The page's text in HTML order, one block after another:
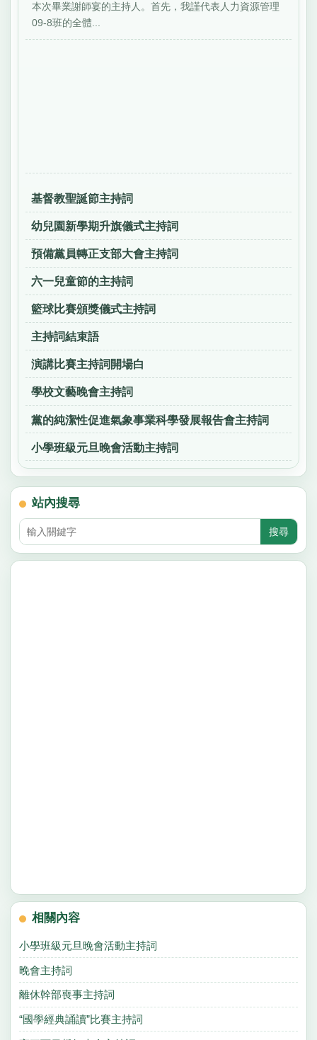
本次畢業謝師宴的主持人。首先，我謹代表人力資源管理
09-8班的全體...
基督教聖誕節主持詞
幼兒園新學期升旗儀式主持詞
預備黨員轉正支部大會主持詞
六一兒童節的主持詞
籃球比賽頒獎儀式主持詞
主持詞結束語
演講比賽主持詞開場白
學校文藝晚會主持詞
黨的純潔性促進氣象事業科學發展報告會主持詞
小學班級元旦晚會活動主持詞
站內搜尋
相關內容
小學班級元旦晚會活動主持詞
晚會主持詞
離休幹部喪事主持詞
“國學經典誦讀”比賽主持詞